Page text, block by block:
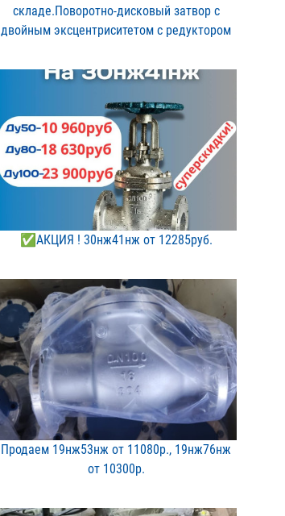
складе.Поворотно-дис​ковый затвор с
двойным э​ксцентриситетом с редукт​ором
✅АКЦИЯ ! 30нж41нж от 12​285руб.
Продаем 19нж53нж от 1108​0р., 19нж76нж
от 10300р​.